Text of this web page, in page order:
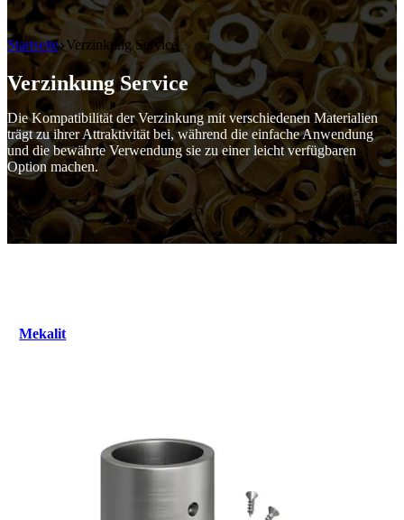
Startseite Verzinkung Service
Verzinkung Service
Die Kompatibilität der Verzinkung mit verschiedenen Materialien
trägt zu ihrer Attraktivität bei, während die einfache Anwendung
und die bewährte Verwendung sie zu einer leicht verfügbaren
Option machen.
Mekalit